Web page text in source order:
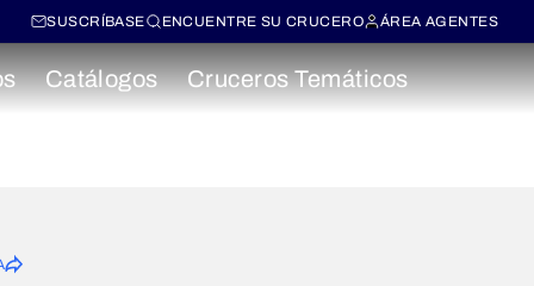
SUSCRÍBASE ENCUENTRE SU CRUCERO ÁREA AGENTES
Catálogos Cruceros Temáticos